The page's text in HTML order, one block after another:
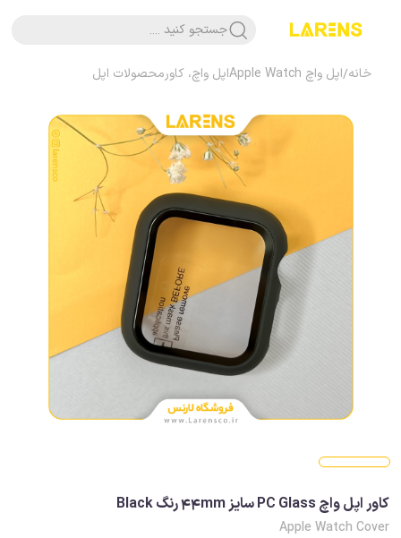
جستجو کنید ....
خانه/اپل واچ Apple Watch اپل واچ، کاورمحصولات اپل
کاور اپل واچ PC Glass سایز 44mm رنگ Black
Apple Watch Cover